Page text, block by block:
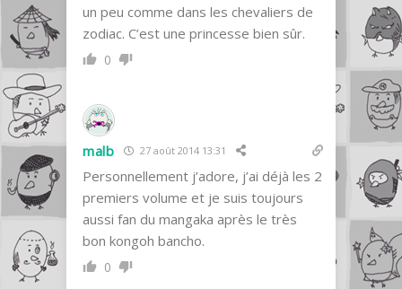
un peu comme dans les chevaliers de
zodiac. C’est une princesse bien sûr.
0
malb 27 août 2014 13:31
Personnellement j’adore, j’ai déjà les 2
premiers volume et je suis toujours
aussi fan du mangaka après le très
bon kongoh bancho.
0